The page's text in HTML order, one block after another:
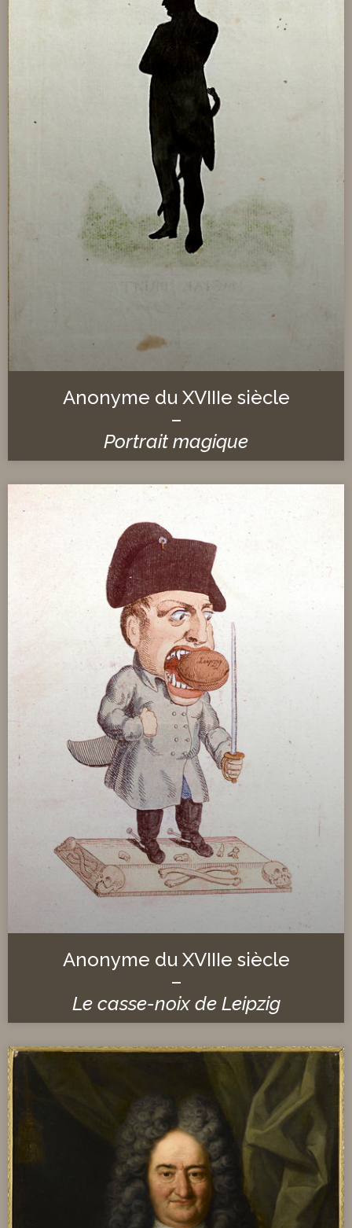
Anonyme du XVIIIe siècle
–
Portrait magique
Anonyme du XVIIIe siècle
–
Le casse-noix de Leipzig